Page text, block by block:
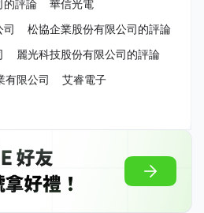
的評論
華信光電
司
松協企業股份有限公司的評論
麗光科技股份有限公司的評論
有限公司
艾睿電子